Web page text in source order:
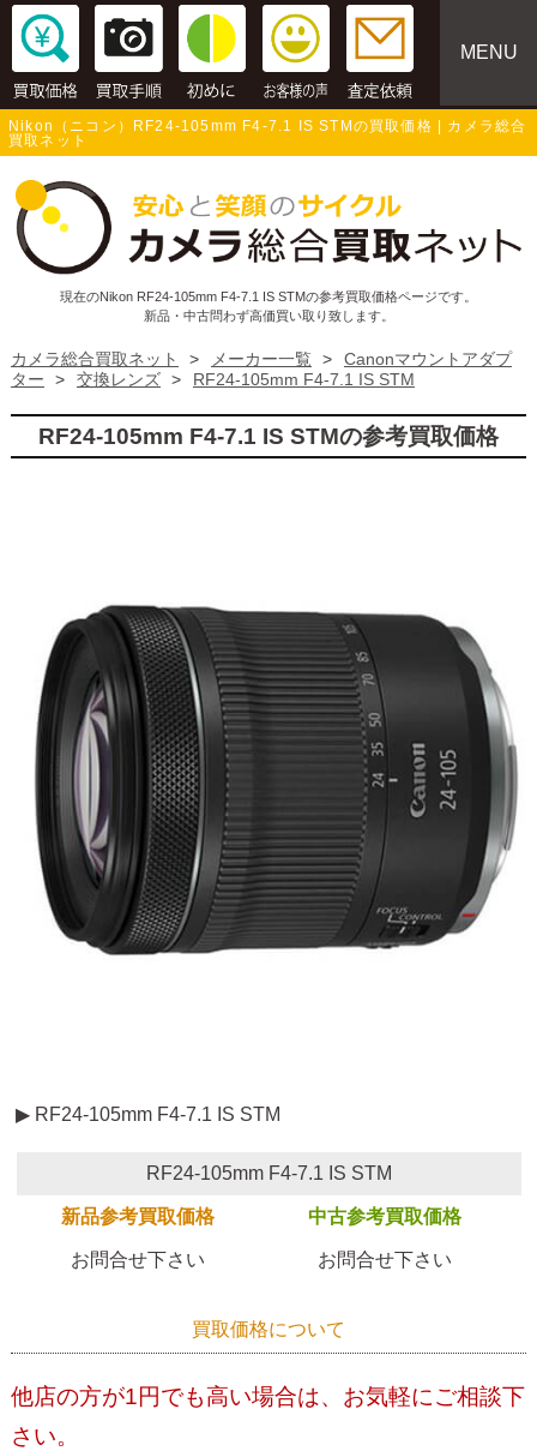
MENU
Nikon（ニコン）RF24-105mm F4-7.1 IS STMの買取価格 | カメラ総合
買取ネット
現在のNikon RF24-105mm F4-7.1 IS STMの参考買取価格ページです。
新品・中古問わず高価買い取り致します。
カメラ総合買取ネット > メーカー一覧 >
Canonマウントアダプ
ター
> 交換レンズ > RF24-105mm F4-7.1 IS STM
RF24-105mm F4-7.1 IS STMの参考買取価格
▶ RF24-105mm F4-7.1 IS STM
RF24-105mm F4-7.1 IS STM
新品参考買取価格 中古参考買取価格
お問合せ下さい お問合せ下さい
買取価格について
他店の方が1円でも高い場合は、お気軽にご相談下
さい。